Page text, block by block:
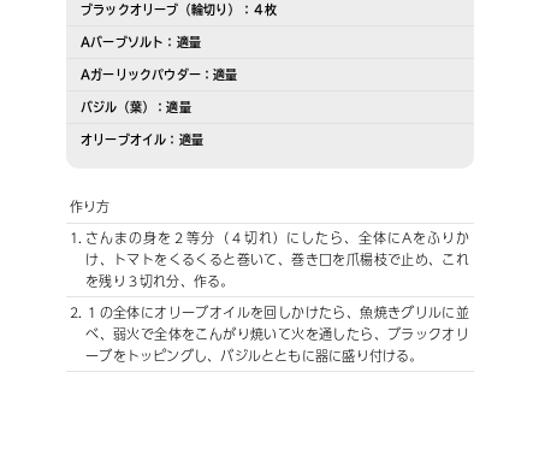
ブラックオリーブ（輪切り）：４枚
Aバーブソルト：適量
Aガーリックパウダー：適量
バジル（葉）：適量
オリーブオイル：適量
作り方
1. さんまの身を２等分（４切れ）にしたら、全体にAをふりか
け、トマトをくるくると巻いて、巻き口を爪楊枝で止め、これ
を残り３切れ分、作る。
2. １の全体にオリーブオイルを回しかけたら、魚焼きグリルに並
べ、弱火で全体をこんがり焼いて火を通したら、ブラックオリ
ーブをトッピングし、バジルとともに器に盛り付ける。